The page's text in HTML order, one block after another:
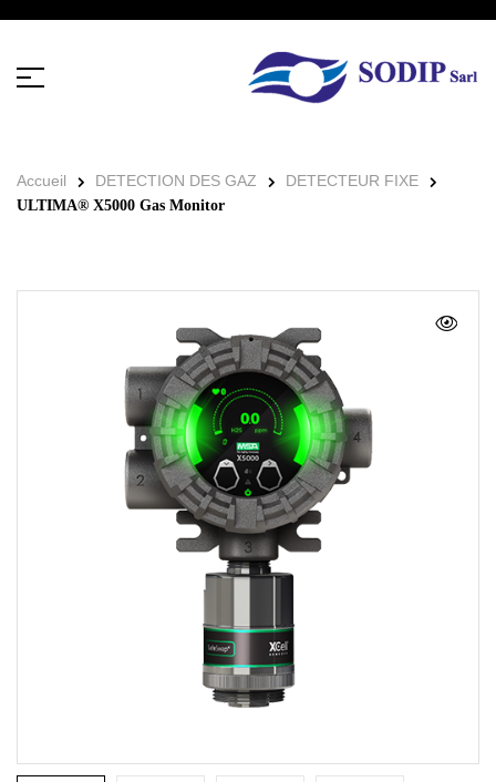
Accueil DETECTION DES GAZ DETECTEUR FIXE
ULTIMA® X5000 Gas Monitor